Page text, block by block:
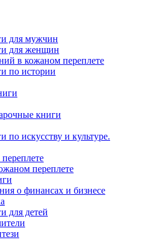
для мужчин
для женщин
в кожаном переплете
по истории
книги
по искусству и культуре.
переплете
о финансах и бизнесе
для детей